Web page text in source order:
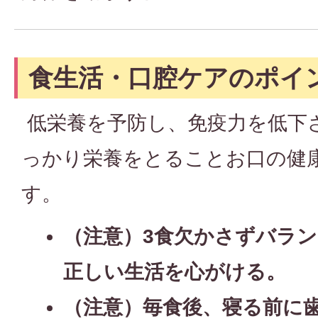
食生活・口腔ケアのポイ
低栄養を予防し、免疫力を低
っかり栄養をとることお口の健
す。
（注意）3食欠かさずバラ
正しい生活を心がける。
（注意）毎食後、寝る前に